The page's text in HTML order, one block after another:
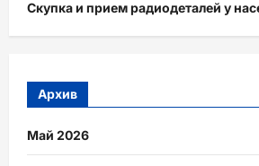
Скупка и прием радиодеталей у
Архив
Май 2026